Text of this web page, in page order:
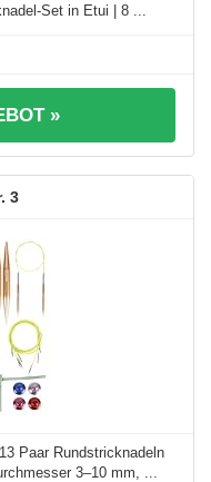
Set in Etui | 8 ...
»
3
Paar Rundstricknadeln
3–10 mm, ...